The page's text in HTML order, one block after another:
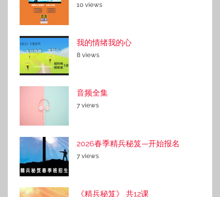
10 views
我的情绪我的心
8 views
音频全集
7 views
2026春季精兵秘笈—开始报名
7 views
《精兵秘笈》 共12课